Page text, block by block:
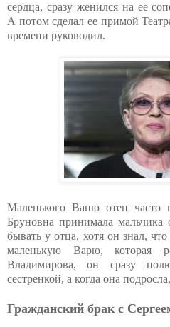
сердца, сразу женился на ее
А потом сделал ее примой
времени руководил.
Маленького Ваню отец часто
Бруновна принимала мальчика
бывать у отца, хотя он знал,
маленькую Варю, которая
Владимирова, он сразу
сестренкой, а когда она
Гражданский брак с